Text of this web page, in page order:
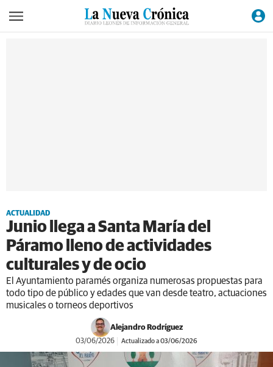
ACTUALIDAD
Junio llega a Santa María del
Páramo lleno de actividades
culturales y de ocio
El Ayuntamiento paramés organiza numerosas propuestas para
todo tipo de público y edades que van desde teatro, actuaciones
musicales o torneos deportivos
Alejandro Rodríguez
03/06/2026 Actualizado a 03/06/2026